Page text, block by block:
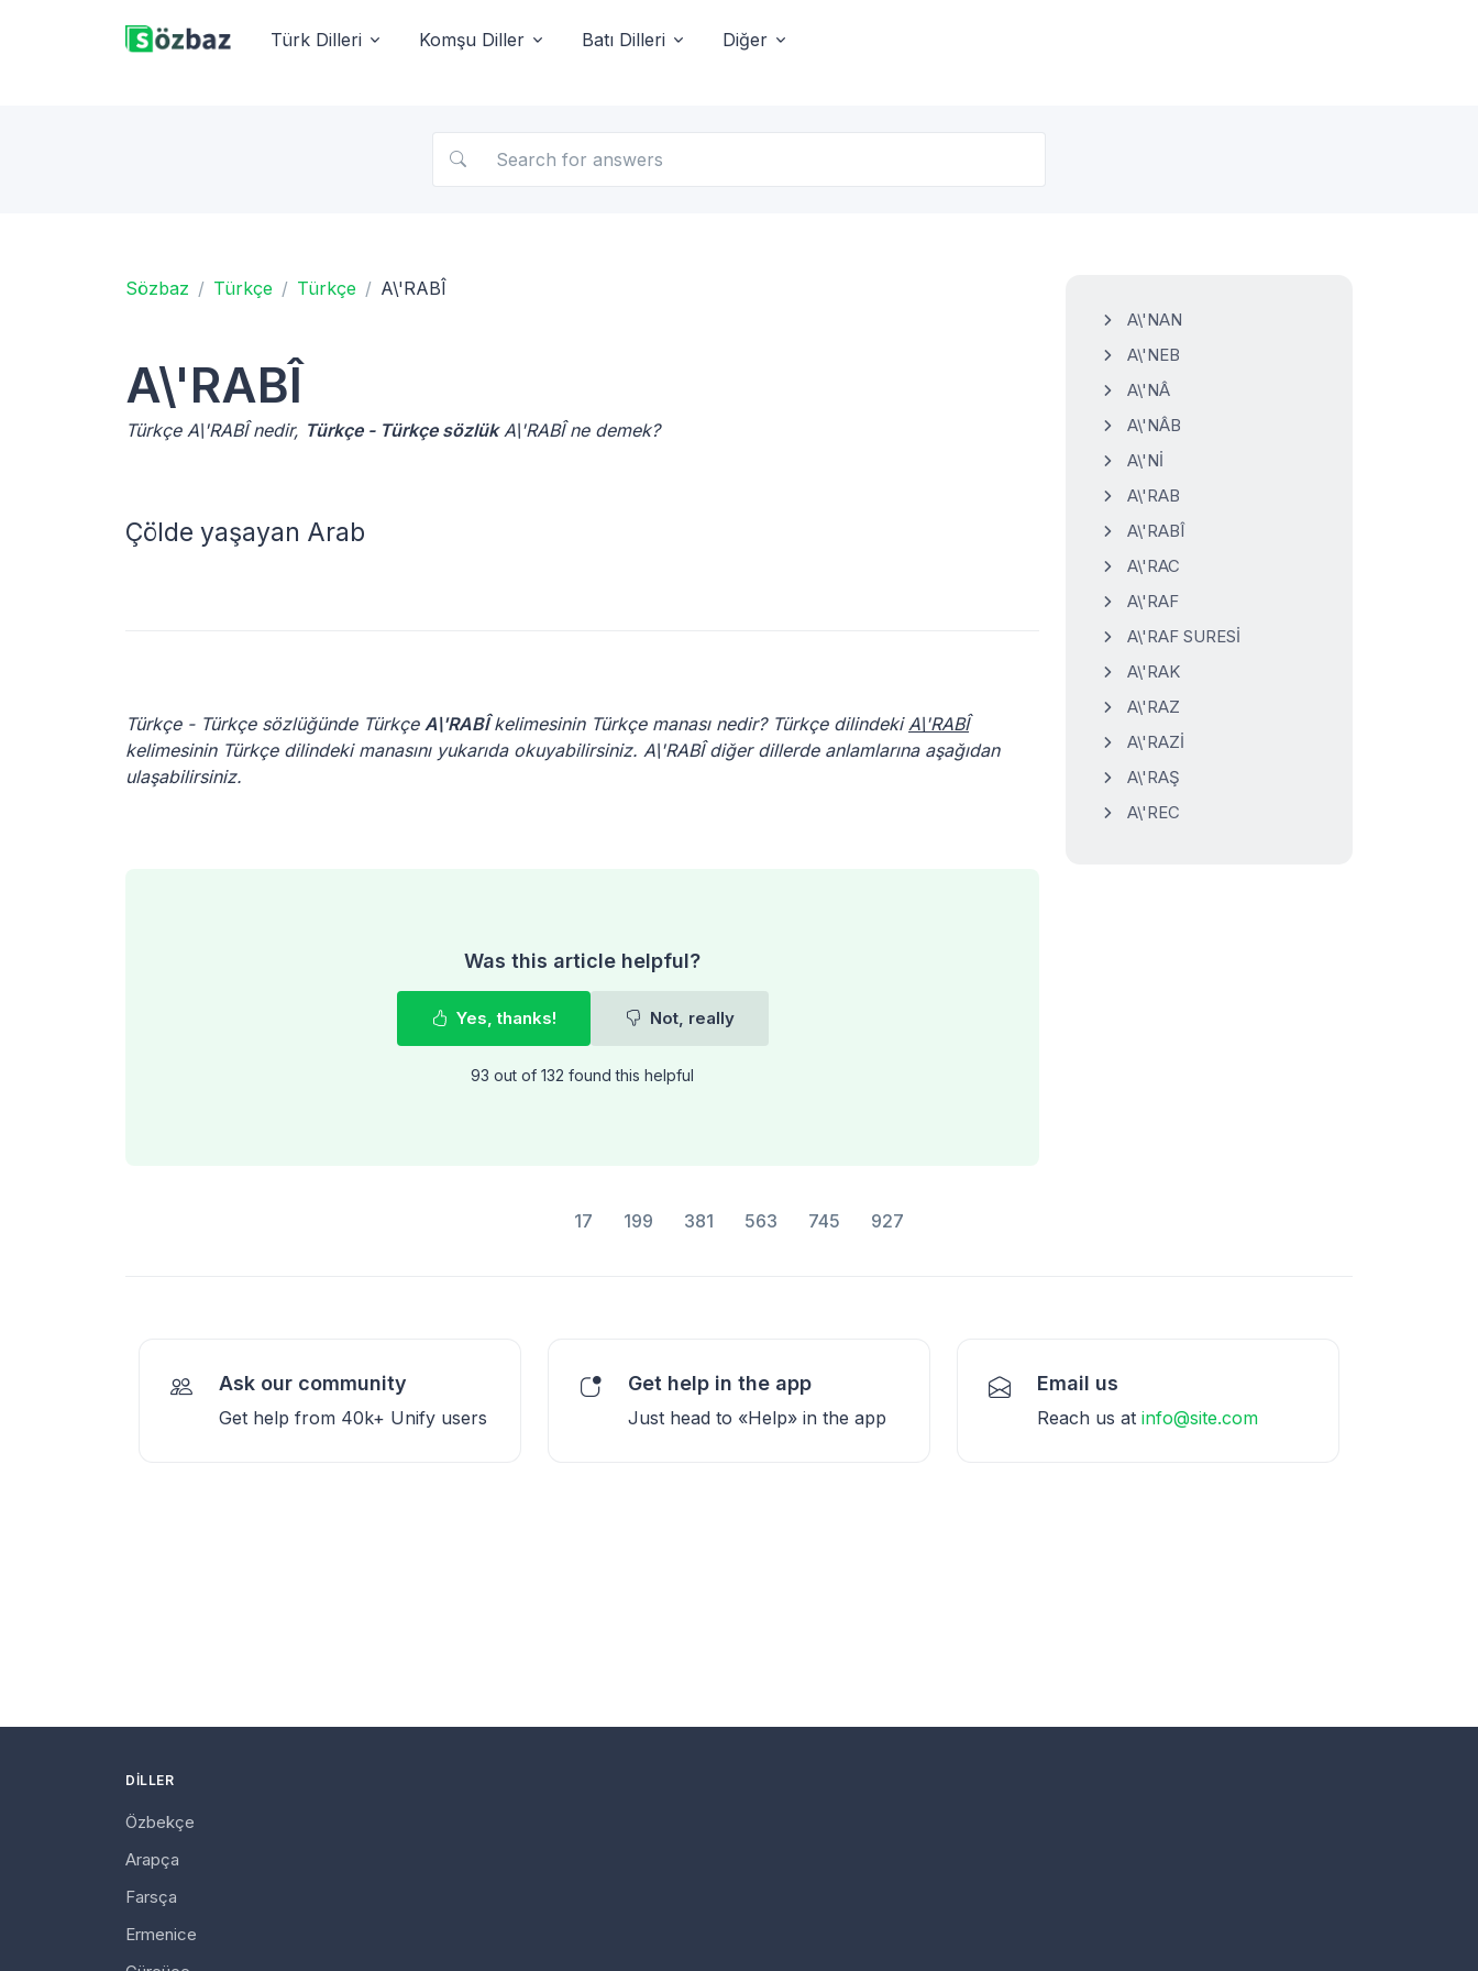
Türk Dilleri Komşu Diller Batı Dilleri Diğer
Sözbaz Türkçe Türkçe A\'RABÎ
A\'RABÎ
Türkçe A\'RABÎ nedir, Türkçe - Türkçe sözlükA\'RABÎ ne demek?
Çölde yaşayan Arab
Türkçe - Türkçe sözlüğünde Türkçe A\'RABÎkelimesinin Türkçe manası nedir? Türkçe dilindekiA\'RABÎ
kelimesinin Türkçe dilindeki manasını yukarıda okuyabilirsiniz. A\'RABÎ diğer dillerde anlamlarına aşağıdan
ulaşabilirsiniz.
Was this article helpful?
Yes, thanks! Not, really
93 out of 132 found this helpful
A\'NAN
A\'NEB
A\'NÂ
A\'NÂB
A\'Nİ
A\'RAB
A\'RABÎ
A\'RAC
A\'RAF
A\'RAF SURESİ
A\'RAK
A\'RAZ
A\'RAZİ
A\'RAŞ
A\'REC
17 199 381 563 745 927
Ask our community
Get help from 40k+ Unify users
Get help in the app
Just head to «Help» in the app
Email us
Reach us at info@site.com
DILLER
Özbekçe
Arapça
Farsça
Ermenice